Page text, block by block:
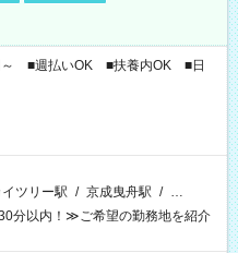
～ ■週払いOK ■扶養内OK ■日
ツリー駅 / 京成曳舟駅 / …
分以内！≫ご希望の勤務地を紹介